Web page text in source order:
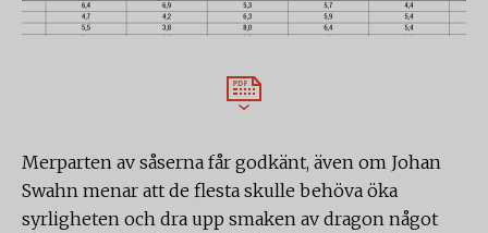
Merparten av såserna får godkänt, även om Johan
Swahn menar att de flesta skulle behöva öka
syrligheten och dra upp smaken av dragon något